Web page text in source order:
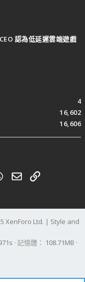
認為低延遲雲端遊戲
4
16,602
16,606
WhatsApp
電子郵件
連結
XenForo Ltd. | Style and
記憶體 108.71MB